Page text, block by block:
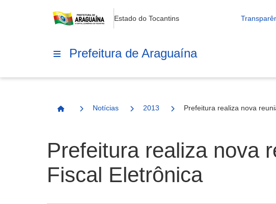
Estado do Tocantins
Prefeitura de Araguaína
Página Inicial
Notícias 2013 Prefeitura realiza nova
Prefeitura realiza nova
Fiscal Eletrônica